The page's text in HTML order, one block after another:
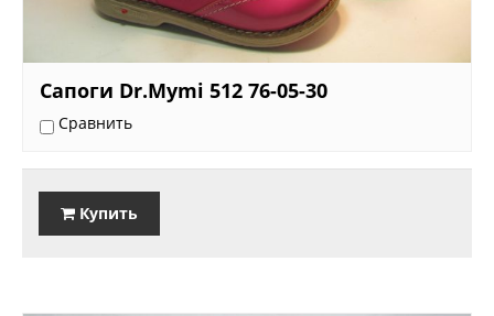
Сапоги Dr.Mymi 512 76-05-30
Сравнить
Купить